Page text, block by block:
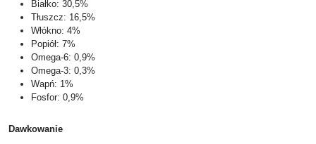
Białko: 30,5%
Tłuszcz: 16,5%
Włókno: 4%
Popiół: 7%
Omega-6: 0,9%
Omega-3: 0,3%
Wapń: 1%
Fosfor: 0,9%
Dawkowanie